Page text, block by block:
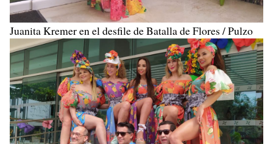
Juanita Kremer en el desfile de Batalla de Flores / Pulzo